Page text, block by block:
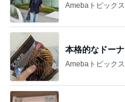
Amebaトピックス
本格的なドー
Amebaトピックス